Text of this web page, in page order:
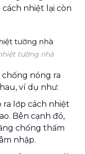
nhiệt lại còn
tường nhà
chống nóng ra
ví dụ như:
ra lớp cách nhiệt
Bên cạnh đó,
chống thấm
nhập.